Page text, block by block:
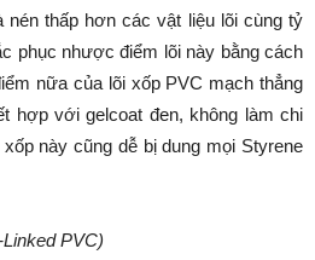
thấp hơn các vật liệu lõi cùng tỷ
phục nhược điểm lõi này bằng cách
nữa của lõi xốp PVC mạch thẳng
hợp với gelcoat đen, không làm chi
này cũng dễ bị dung mọi Styrene
PVC)